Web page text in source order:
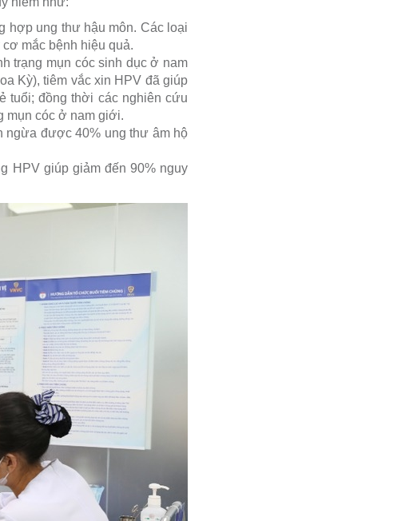
hợp ung thư hậu môn. Các loại
mắc bệnh hiệu quả.
trạng mụn cóc sinh dục ở nam
Kỳ), tiêm vắc xin HPV đã giúp
tuổi; đồng thời các nghiên cứu
mụn cóc ở nam giới.
ngừa được 40% ung thư âm hộ
HPV giúp giảm đến 90% nguy